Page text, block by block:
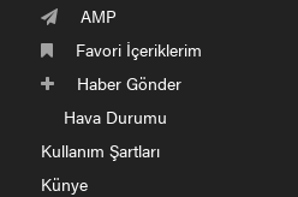
AMP
Favori İçeriklerim
Haber Gönder
Hava Durumu
Kullanım Şartları
Künye